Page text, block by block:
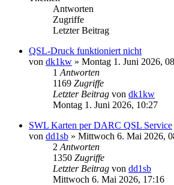
Antworten
Zugriffe
Letzter Beitrag
QSL-Druck funktioniert nicht
von dk1kw » Montag 1. Juni 2026,
1 Antworten
1169 Zugriffe
Letzter Beitrag von dk1kw
Montag 1. Juni 2026, 10:27
SWL Karten per DARC QSL Service
von dd1sb » Mittwoch 6. Mai 2026,
2 Antworten
1350 Zugriffe
Letzter Beitrag von dd1sb
Mittwoch 6. Mai 2026, 17:16